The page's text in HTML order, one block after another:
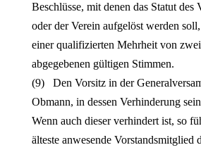
Beschlüsse, mit denen das Statut des
oder der Verein aufgelöst werden
einer qualifizierten Mehrheit von
abgegebenen gültigen Stimmen.
(9) Den Vorsitz in der
Obmann, in dessen Verhinderung
Wenn auch dieser verhindert ist, so
älteste anwesende Vorstandsmitglied